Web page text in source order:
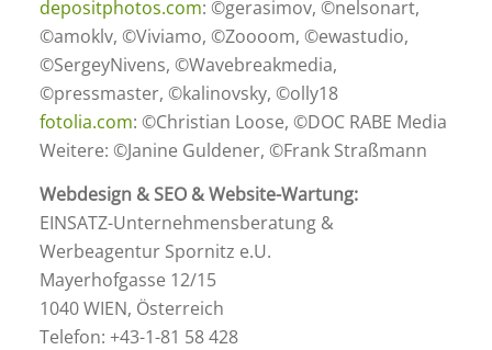
depositphotos.com: ©gerasimov, ©nelsonart,
©amoklv, ©Viviamo, ©Zoooom, ©ewastudio,
©SergeyNivens, ©Wavebreakmedia,
©pressmaster, ©kalinovsky, ©olly18
fotolia.com: ©Christian Loose, ©DOC RABE Media
Weitere: ©Janine Guldener, ©Frank Straßmann
Webdesign & SEO & Website-Wartung:
EINSATZ-Unternehmensberatung &
Werbeagentur Spornitz e.U.
Mayerhofgasse 12/15
1040 WIEN, Österreich
Telefon: +43-1-81 58 428